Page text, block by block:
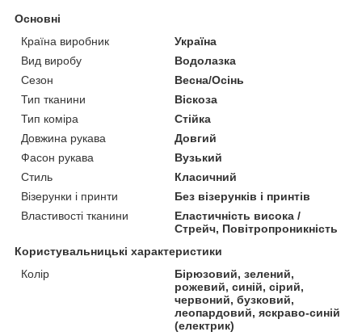
Основні
Країна виробник
Україна
Вид виробу
Водолазка
Сезон
Весна/Осінь
Тип тканини
Віскоза
Тип коміра
Стійка
Довжина рукава
Довгий
Фасон рукава
Вузький
Стиль
Класичний
Візерунки і принти
Без візерунків і принтів
Властивості тканини
Еластичність висока /
Стрейч, Повітропроникність
Користувальницькі характеристики
Колір
Бірюзовий, зелений,
рожевий, синій, сірий,
червоний, бузковий,
леопардовий, яскраво-синій
(електрик)